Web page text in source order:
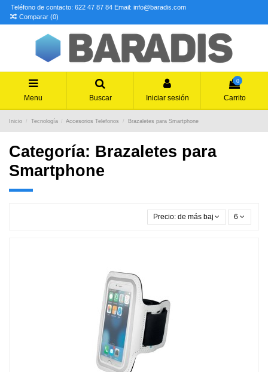
Teléfono de contacto: 622 47 87 84 Email: info@baradis.com
Comparar (0)
Menu Buscar Iniciar sesión
0
Carrito
Inicio Tecnología Accesorios Telefonos Brazaletes para Smartphone
Categoría: Brazaletes para
Smartphone
Precio: de más bajo a más alto
6